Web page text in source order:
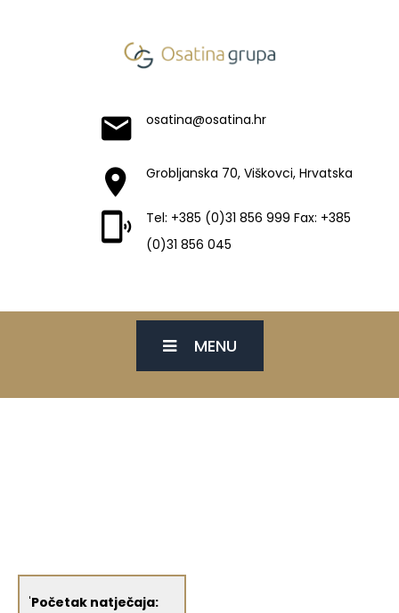
osatina@osatina.hr
Grobljanska 70, Viškovci, Hrvatska
Tel: +385 (0)31 856 999 Fax: +385
(0)31 856 045
MENU
'Početak natječaja: